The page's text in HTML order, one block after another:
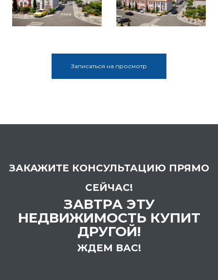
Записаться на просмотр
ЗАКАЖИТЕ КОНСУЛЬТАЦИЮ ПРЯМО
СЕЙЧАС!
ЗАВТРА ЭТУ
НЕДВИЖИМОСТЬ КУПИТ
ДРУГОЙ!
ЖДЕМ ВАС!